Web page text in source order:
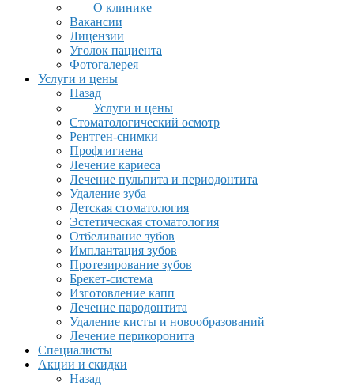
О клинике
Вакансии
Лицензии
Уголок пациента
Фотогалерея
Услуги и цены
Назад
Услуги и цены
Стоматологический осмотр
Рентген-снимки
Профгигиена
Лечение кариеса
Лечение пульпита и периодонтита
Удаление зуба
Детская стоматология
Эстетическая стоматология
Отбеливание зубов
Имплантация зубов
Протезирование зубов
Брекет-система
Изготовление капп
Лечение пародонтита
Удаление кисты и новообразований
Лечение перикоронита
Специалисты
Акции и скидки
Назад